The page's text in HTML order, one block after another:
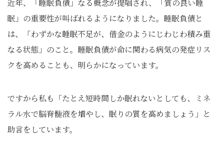
近年、「睡眠負債」なる概念が提唱され、「質の良い睡
眠」の重要性が叫ばれるようになりました。睡眠負債と
は、「わずかな睡眠不足が、借金のようにじわじわ積み重
なる状態」のこと。睡眠負債が命に関わる病気の発症リス
クを高めることも、明らかになっています。
ですから私も「たとえ短時間しか眠れないとしても、ミネ
ラル水で脳脊髄液を増やし、眠りの質を高めましょう」と
助言をしています。